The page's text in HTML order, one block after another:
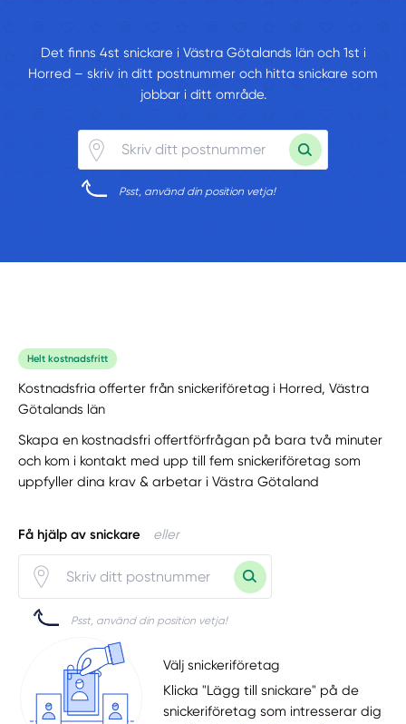
Det finns 4st snickare i Västra Götalands län och 1st i
Horred – skriv in ditt postnummer och hitta snickare som
jobbar i ditt område.
Psst, använd din position vetja!
Helt kostnadsfritt
Kostnadsfria offerter från snickeriföretag i Horred, Västra
Götalands län
Skapa en kostnadsfri offertförfrågan på bara två minuter
och kom i kontakt med upp till fem snickeriföretag som
uppfyller dina krav & arbetar i Västra Götaland
Få hjälp av snickare eller
Psst, använd din position vetja!
Välj snickeriföretag
Klicka "Lägg till snickare" på de
snickeriföretag som intresserar dig